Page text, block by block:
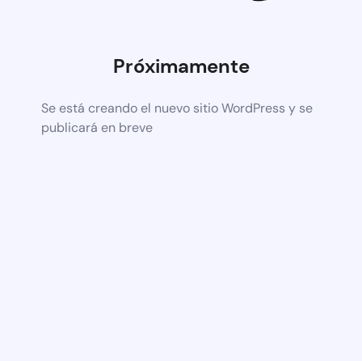
Próximamente
Se está creando el nuevo sitio WordPress y se
publicará en breve